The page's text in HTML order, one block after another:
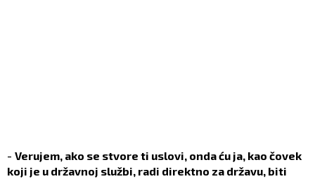
- Verujem, ako se stvore ti uslovi, onda ću ja, kao čovek
koji je u državnoj službi, radi direktno za državu, biti